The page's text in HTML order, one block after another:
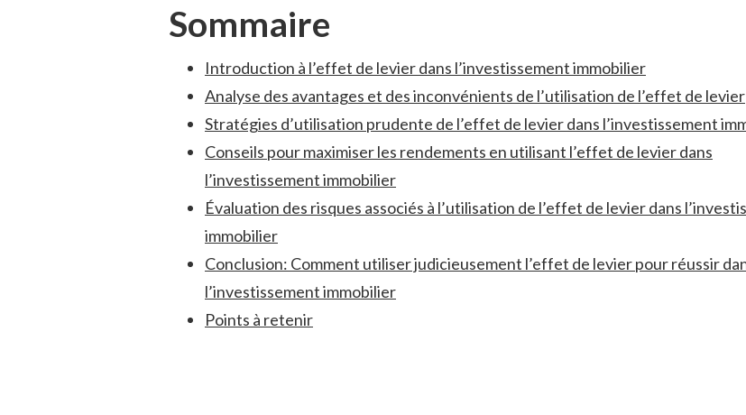
Sommaire
Introduction à l’effet ⁣de levier dans l’investissement immobilier
Analyse des avantages ⁢et des inconvénients de l’utilisation de l’effet de levier
Stratégies d’utilisation ⁤prudente de l’effet de levier dans l’investissement
Conseils pour maximiser les rendements en utilisant l’effet de levier ⁢dans
l’investissement immobilier
Évaluation des risques ⁤associés à l’utilisation⁣ de l’effet de levier dans
immobilier
Conclusion: Comment utiliser judicieusement l’effet de levier pour réussir
l’investissement immobilier
Points à retenir